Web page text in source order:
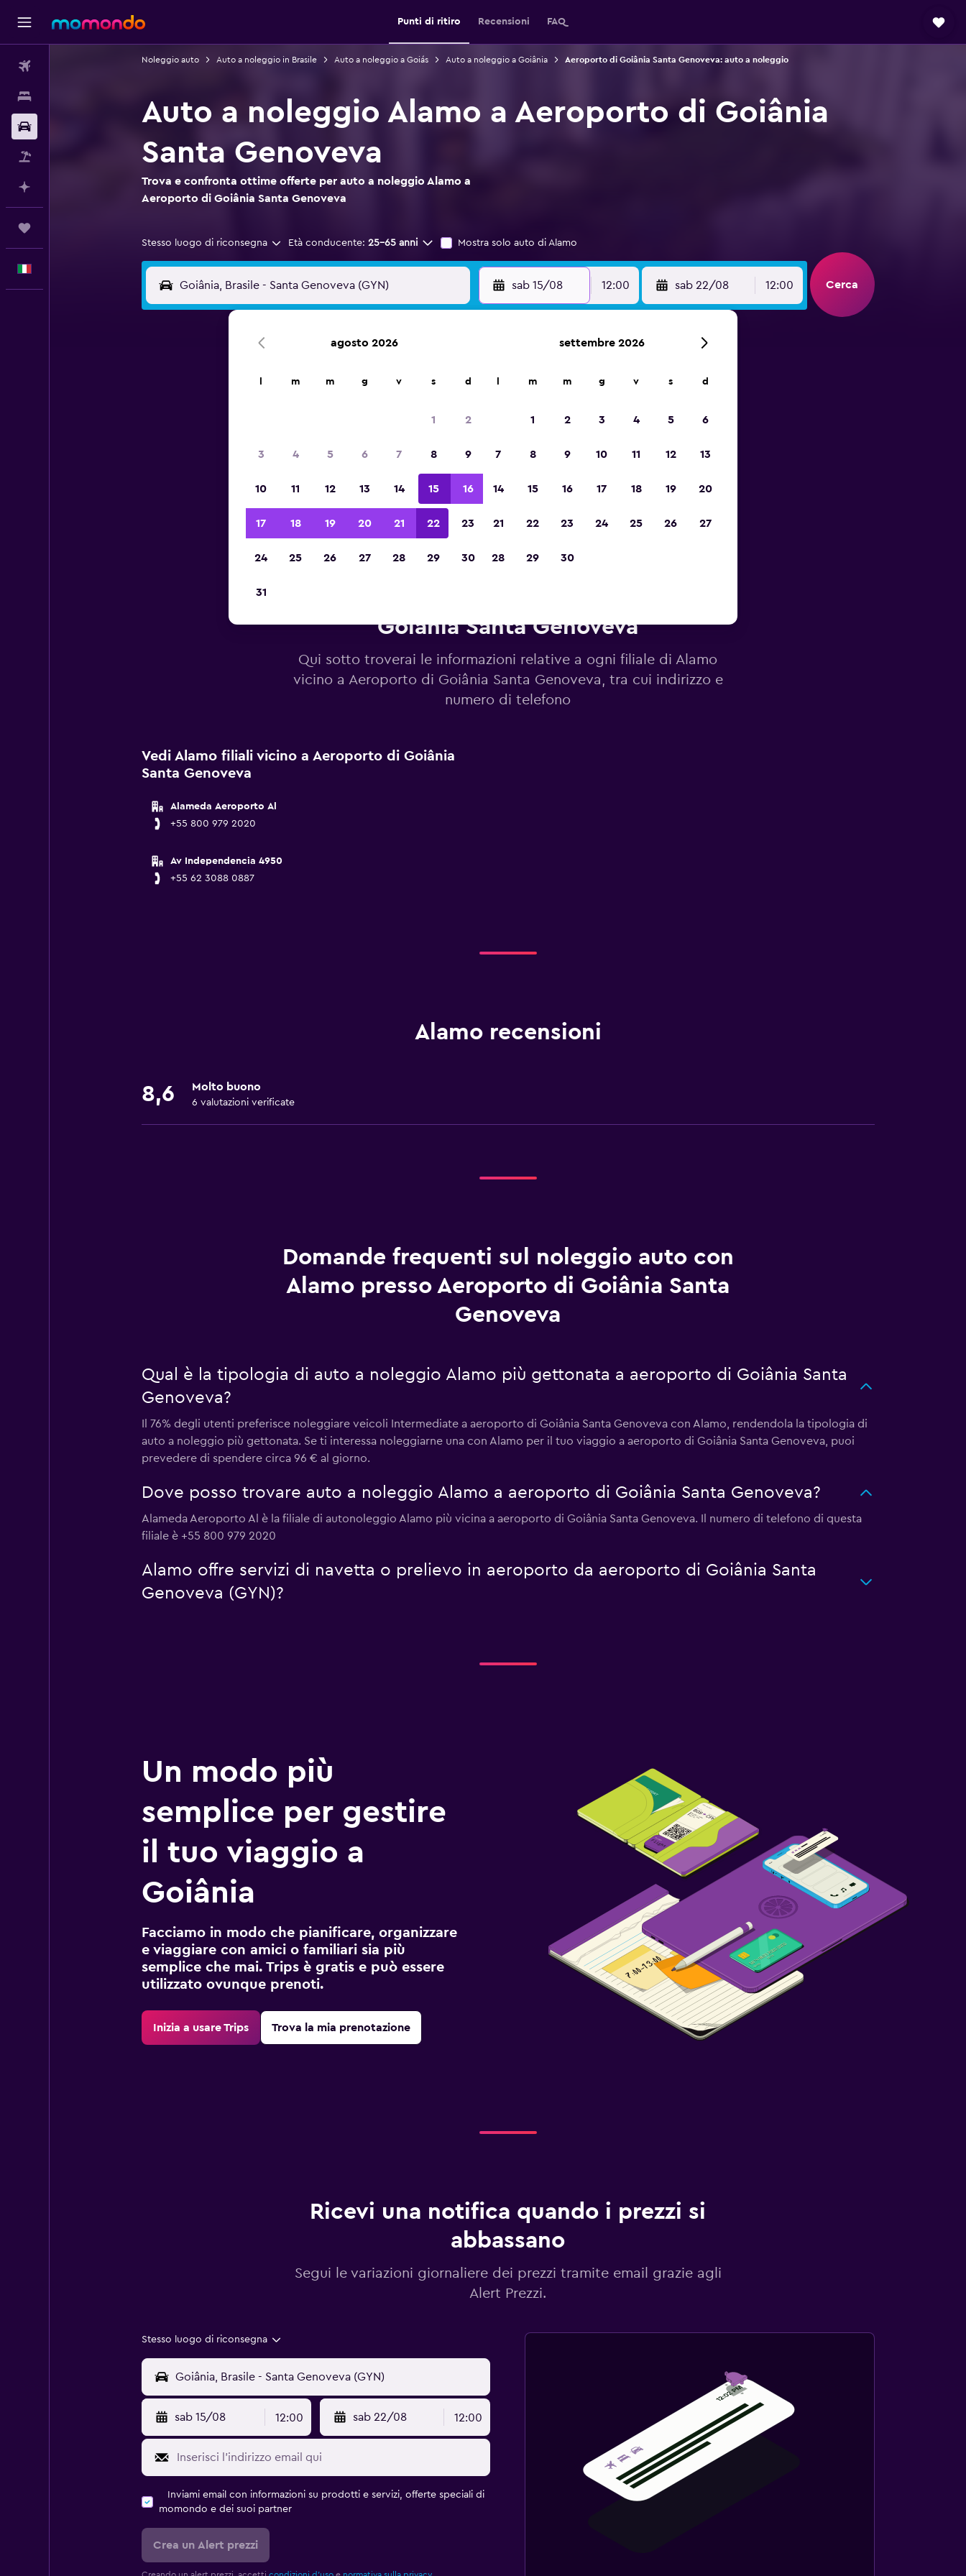
Punti di ritiro Recensioni FAQ
Noleggio auto Auto a noleggio in Brasile Auto a noleggio a Goiás Auto a noleggio a Goiânia Aeroporto di Goiânia Santa Genoveva: auto a noleggio
Auto a noleggio Alamo a Aeroporto di Goiânia
Santa Genoveva
Trova e confronta ottime offerte per auto a noleggio Alamo a
Aeroporto di Goiânia Santa Genoveva
Stesso luogo di riconsegna Età conducente: 25-65 anni Mostra solo auto di Alamo
sab 15/08 12:00 sab 22/08 12:00 Cerca
d'Europa 2023
Goiânia Santa Genoveva
Qui sotto troverai le informazioni relative a ogni filiale di Alamo
vicino a Aeroporto di Goiânia Santa Genoveva, tra cui indirizzo e
numero di telefono
Vedi Alamo filiali vicino a Aeroporto di Goiânia
Santa Genoveva
Alameda Aeroporto Al
+55 800 979 2020
Av Independencia 4950
+55 62 3088 0887
Alamo recensioni
8,6 Molto buono
6 valutazioni verificate
Domande frequenti sul noleggio auto con
Alamo presso Aeroporto di Goiânia Santa
Genoveva
Qual è la tipologia di auto a noleggio Alamo più gettonata a aeroporto di Goiânia Santa
Genoveva?
Il 76% degli utenti preferisce noleggiare veicoli Intermediate a aeroporto di Goiânia Santa Genoveva con Alamo, rendendola la tipologia di
auto a noleggio più gettonata. Se ti interessa noleggiarne una con Alamo per il tuo viaggio a aeroporto di Goiânia Santa Genoveva, puoi
prevedere di spendere circa 96 € al giorno.
Dove posso trovare auto a noleggio Alamo a aeroporto di Goiânia Santa Genoveva?
Alameda Aeroporto Al è la filiale di autonoleggio Alamo più vicina a aeroporto di Goiânia Santa Genoveva. Il numero di telefono di questa
filiale è +55 800 979 2020
Alamo offre servizi di navetta o prelievo in aeroporto da aeroporto di Goiânia Santa
Genoveva (GYN)?
Un modo più
semplice per gestire
il tuo viaggio a
Goiânia
Facciamo in modo che pianificare, organizzare
e viaggiare con amici o familiari sia più
semplice che mai. Trips è gratis e può essere
utilizzato ovunque prenoti.
Inizia a usare Trips Trova la mia prenotazione
Ricevi una notifica quando i prezzi si
abbassano
Segui le variazioni giornaliere dei prezzi tramite email grazie agli
Alert Prezzi.
Stesso luogo di riconsegna
sab 15/08 12:00 sab 22/08 12:00
Inviami email con informazioni su prodotti e servizi, offerte speciali di
momondo e dei suoi partner
Crea un Alert prezzi
agosto 2026
m m g v s d
1 2
3 4 5 6 7 8 9
10 11 12 13 14 15 16
17 18 19 20 21 22 23
24 25 26 27 28 29 30
31
settembre 2026
m m g v s d
1 2 3 4 5 6
7 8 9 10 11 12 13
14 15 16 17 18 19 20
21 22 23 24 25 26 27
28 29 30